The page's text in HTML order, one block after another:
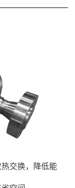
交换，降低能